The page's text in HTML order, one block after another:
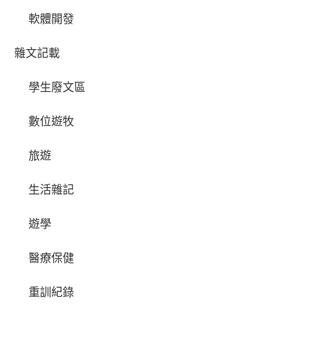
軟體開發
雜文記載
學生廢文區
數位遊牧
旅遊
生活雜記
遊學
醫療保健
重訓紀錄